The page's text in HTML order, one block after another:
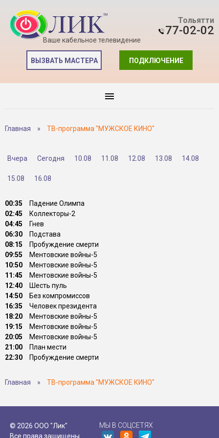
Ваше кабельное телевидение
Тольятти
77-02-02
ПОДКЛЮЧЕНИЕ
ВЫЗВАТЬ МАСТЕРА
Главная » ТВ-программа "МУЖСКОЕ КИНО"
Вчера Сегодня 10.08 11.08 12.08 13.08 14.08
15.08 16.08
00:35
Падение Олимпа
02:45
Коллекторы-2
04:45
Гнев
06:30
Подстава
08:15
Пробуждение смерти
09:55
Ментовские войны-5
10:50
Ментовские войны-5
11:45
Ментовские войны-5
12:40
Шесть пуль
14:50
Без компромиссов
16:35
Человек президента
18:20
Ментовские войны-5
19:15
Ментовские войны-5
20:05
Ментовские войны-5
21:00
План мести
22:30
Пробуждение смерти
Главная » ТВ-программа "МУЖСКОЕ КИНО"
© 2026 ООО "Лик"
Все права защищены
МЫ В СОЦСЕТЯХ